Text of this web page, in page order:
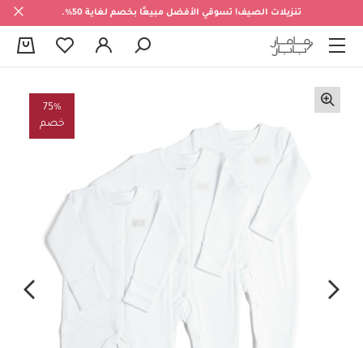
تنزيلات الصيف! تسوقي الأفضل مبيعًا بخصم لغاية 50%.
75%
خصم